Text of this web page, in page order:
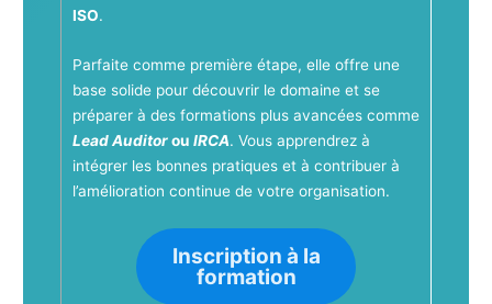
ISO.
Parfaite comme première étape, elle offre une
base solide pour découvrir le domaine et se
préparer à des formations plus avancées comme
Lead Auditorou IRCA. Vous apprendrez à
intégrer les bonnes pratiques et à contribuer à
l’amélioration continue de votre organisation.
Inscription à la
formation